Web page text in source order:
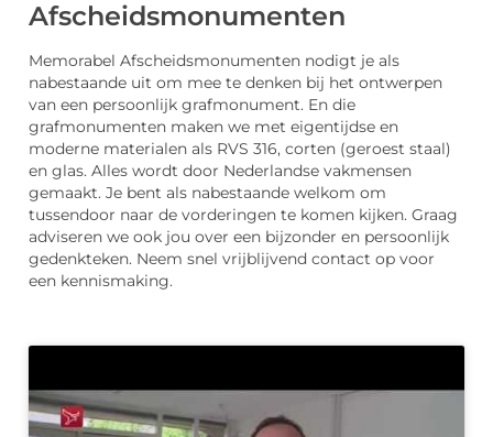
Afscheidsmonumenten
Memorabel Afscheidsmonumenten nodigt je als
nabestaande uit om mee te denken bij het ontwerpen
van een persoonlijk grafmonument. En die
grafmonumenten maken we met eigentijdse en
moderne materialen als RVS 316, corten (geroest staal)
en glas. Alles wordt door Nederlandse vakmensen
gemaakt. Je bent als nabestaande welkom om
tussendoor naar de vorderingen te komen kijken. Graag
adviseren we ook jou over een bijzonder en persoonlijk
gedenkteken. Neem snel vrijblijvend contact op voor
een kennismaking.